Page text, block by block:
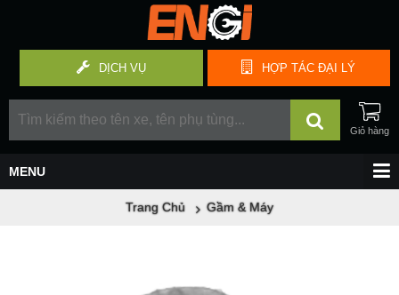
HỢP TÁC ĐẠI LÝ
DỊCH VỤ
Trang Chủ Gầm & Máy